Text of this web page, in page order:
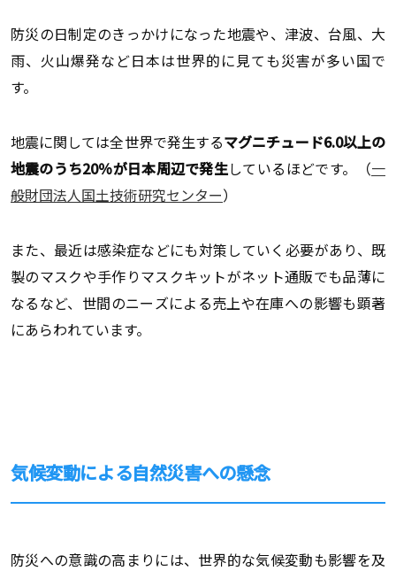
防災の日制定のきっかけになった地震や、津波、台風、大
雨、火山爆発など日本は世界的に見ても災害が多い国で
す。
地震に関しては全世界で発生するマグニチュード6.0以上の
地震のうち20％が日本周辺で発生しているほどです。（一
般財団法人国土技術研究センター）
また、最近は感染症などにも対策していく必要があり、既
製のマスクや手作りマスクキットがネット通販でも品薄に
なるなど、世間のニーズによる売上や在庫への影響も顕著
にあらわれています。
気候変動による自然災害への懸念
防災への意識の高まりには、世界的な気候変動も影響を及